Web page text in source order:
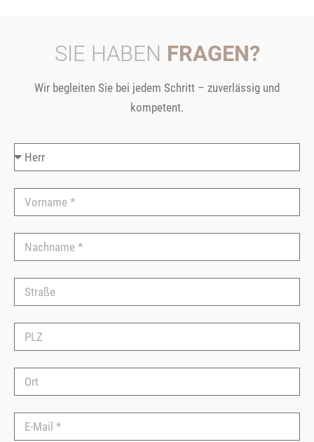
SIE HABEN FRAGEN?
Wir begleiten Sie bei jedem Schritt – zuverlässig und
kompetent.